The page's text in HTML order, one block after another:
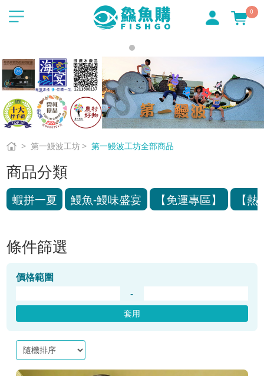
0
第一鰻波工坊 第一鰻波工坊全部商品
商品分類
蝦拼一夏 鰻魚-鰻味盛宴 【免運專區】 【
條件篩選
價格範圍
-
套用